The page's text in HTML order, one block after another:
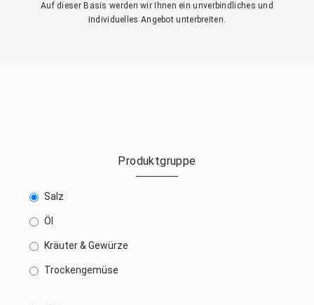
Auf dieser Basis werden wir Ihnen ein unverbindliches und
individuelles Angebot unterbreiten.
Produktgruppe
Salz
Öl
Kräuter & Gewürze
Trockengemüse